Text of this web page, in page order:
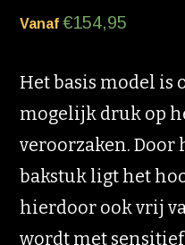
Vanaf €154,95
Het basis model
mogelijk druk op
veroorzaken. Door
bakstuk ligt het
hierdoor ook vrij
wordt met